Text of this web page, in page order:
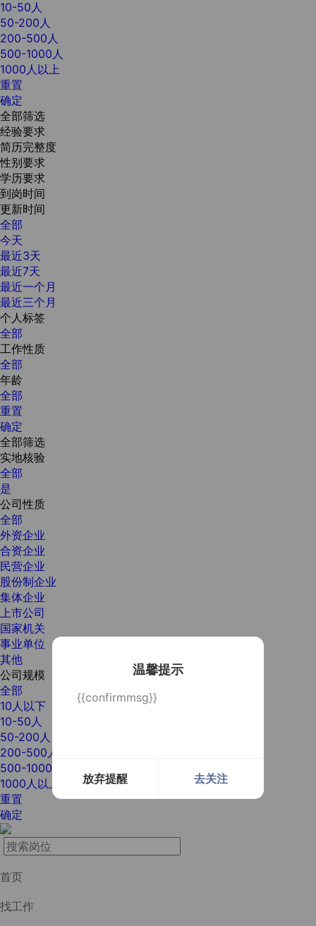
温馨提示
{{confirmmsg}}
放弃提醒 去关注
10-50人
50-200人
200-500人
500-1000人
1000人以上
重置
确定
全部筛选
经验要求
简历完整度
性别要求
学历要求
到岗时间
更新时间
全部
今天
最近3天
最近7天
最近一个月
最近三个月
个人标签
全部
工作性质
全部
年龄
全部
重置
确定
全部筛选
实地核验
全部
是
公司性质
全部
外资企业
合资企业
民营企业
股份制企业
集体企业
上市公司
国家机关
事业单位
其他
公司规模
全部
10人以下
10-50人
50-200人
200-500人
500-1000人
1000人以上
重置
确定
首页
找工作